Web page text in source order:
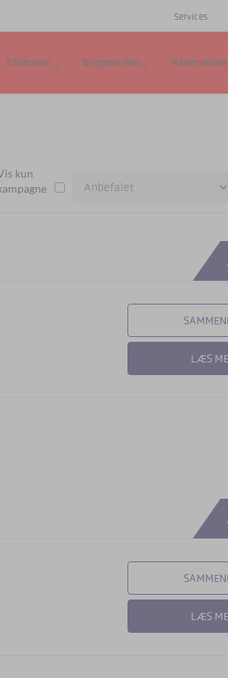
Services
Bådtrailer Brugtmarked Reservedele
kun
LÆS
LÆS